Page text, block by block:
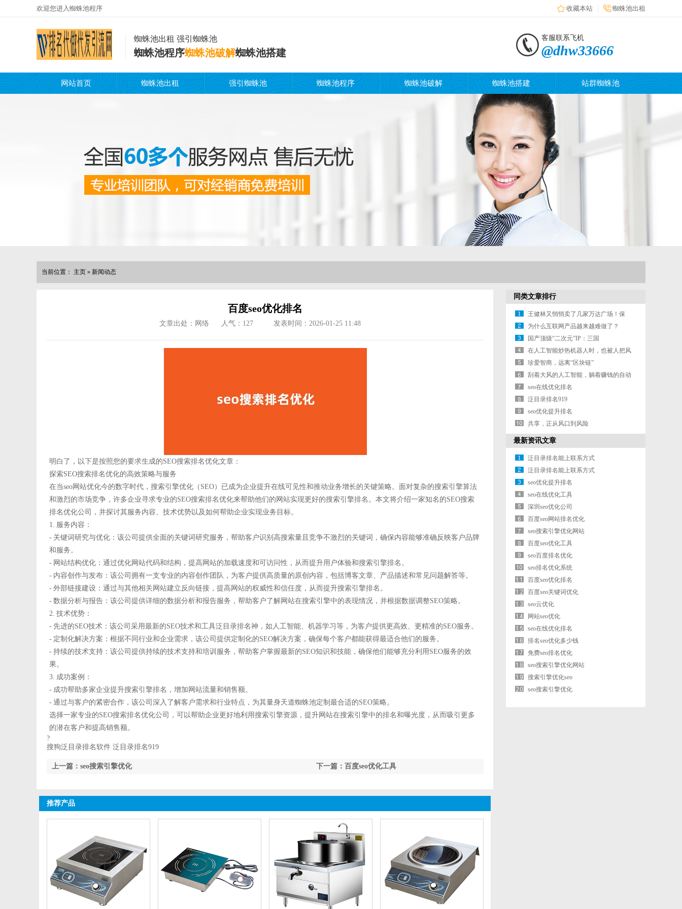
欢迎您进入蜘蛛池程序 收藏本站 蜘蛛池出租
蜘蛛池出租 强引蜘蛛池
蜘蛛池程序蜘蛛池破解蜘蛛池搭建
客服联系飞机
@dhw33666
网站首页 蜘蛛池出租 强引蜘蛛池 蜘蛛池程序 蜘蛛池破解 蜘蛛池搭建 站群蜘蛛池
当前位置： 主页 » 新闻动态
百度seo优化排名
文章出处：网络 人气： 127 发表时间：2026-01-25 11:48
明白了，以下是按照您的要求生成的SEO搜索排名优化文章：
探索SEO搜索排名优化的高效策略与服务
在当seo网站优化今的数字时代，搜索引擎优化（SEO）已成为企业提升在线可见性和推动业务增长的关键策略。面对复杂的搜索引擎算法
和激烈的市场竞争，许多企业寻求专业的SEO搜索排名优化来帮助他们的网站实现更好的搜索引擎排名。本文将介绍一家知名的SEO搜索
排名优化公司，并探讨其服务内容、技术优势以及如何帮助企业实现业务目标。
1. 服务内容：
- 关键词研究与优化：该公司提供全面的关键词研究服务，帮助客户识别高搜索量且竞争不激烈的关键词，确保内容能够准确反映客户品牌
和服务。
- 网站结构优化：通过优化网站代码和结构，提高网站的加载速度和可访问性，从而提升用户体验和搜索引擎排名。
- 内容创作与发布：该公司拥有一支专业的内容创作团队，为客户提供高质量的原创内容，包括博客文章、产品描述和常见问题解答等。
- 外部链接建设：通过与其他相关网站建立反向链接，提高网站的权威性和信任度，从而提升搜索引擎排名。
- 数据分析与报告：该公司提供详细的数据分析和报告服务，帮助客户了解网站在搜索引擎中的表现情况，并根据数据调整SEO策略。
2. 技术优势：
- 先进的SEO技术：该公司采用最新的SEO技术和工具泛目录排名神，如人工智能、机器学习等，为客户提供更高效、更精准的SEO服务。
- 定制化解决方案：根据不同行业和企业需求，该公司提供定制化的SEO解决方案，确保每个客户都能获得最适合他们的服务。
- 持续的技术支持：该公司提供持续的技术支持和培训服务，帮助客户掌握最新的SEO知识和技能，确保他们能够充分利用SEO服务的效
果。
3. 成功案例：
- 成功帮助多家企业提升搜索引擎排名，增加网站流量和销售额。
- 通过与客户的紧密合作，该公司深入了解客户需求和行业特点，为其量身天道蜘蛛池定制最合适的SEO策略。
选择一家专业的SEO搜索排名优化公司，可以帮助企业更好地利用搜索引擎资源，提升网站在搜索引擎中的排名和曝光度，从而吸引更多
的潜在客户和提高销售额。
?
搜狗泛目录排名软件 泛目录排名919
下一篇：百度seo优化工具
上一篇：seo搜索引擎优化
推荐产品
同类文章排行
王健林又悄悄卖了几家万达广场！保
险、信托
为什么互联网产品越来越难做了？
国产顶级“二次元”IP：三国
在人工智能炒热机器人时，也被人把风
带进了
珍爱智商，远离“区块链”
刮着大风的人工智能，躺着赚钱的自动
驾驶
seo在线优化排名
泛目录排名919
seo优化提升排名
共享，正从风口到风险
最新资讯文章
泛目录排名能上联系方式
泛目录排名能上联系方式
seo优化提升排名
seo在线优化工具
深圳seo优化公司
百度seo网站排名优化
seo搜索引擎优化网站
百度seo优化工具
seo百度排名优化
seo排名优化系统
百度seo优化排名
百度seo关键词优化
seo云优化
网站seo优化
seo在线优化排名
排名seo优化多少钱
免费seo排名优化
seo搜索引擎优化网站
搜索引擎优化seo
seo搜索引擎优化